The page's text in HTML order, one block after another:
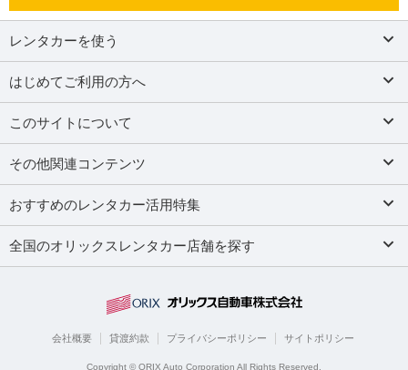
レンタカーを使う
はじめてご利用の方へ
このサイトについて
その他関連コンテンツ
おすすめのレンタカー活用特集
全国のオリックスレンタカー店舗を探す
会社概要 貸渡約款 プライバシーポリシー サイトポリシー
Copyright © ORIX Auto Corporation All Rights Reserved.